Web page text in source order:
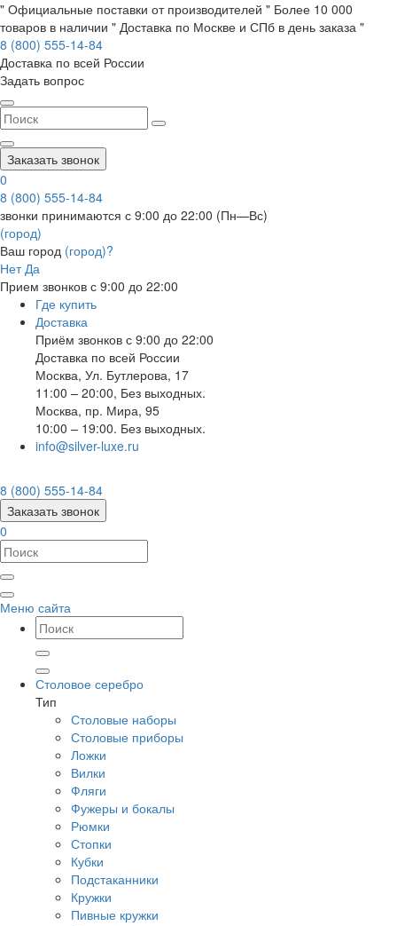
" Официальные поставки от производителей " Более 10 000
товаров в наличии " Доставка по Москве и СПб в день заказа "
8 (800) 555-14-84
Доставка по всей России
Задать вопрос
Заказать звонок
0
8 (800) 555-14-84
звонки принимаются с 9:00 до 22:00 (Пн—Вс)
(город)
Ваш город (город)?
Нет Да
Прием звонков с 9:00 до 22:00
Где купить
Доставка
Приём звонков с 9:00 до 22:00
Доставка по всей России
Москва, Ул. Бутлерова, 17
11:00 – 20:00, Без выходных.
Москва, пр. Мира, 95
10:00 – 19:00. Без выходных.
info@silver-luxe.ru
8 (800) 555-14-84
Заказать звонок
0
Меню сайта
Столовое серебро
Тип
Столовые наборы
Столовые приборы
Ложки
Вилки
Фляги
Фужеры и бокалы
Рюмки
Стопки
Кубки
Подстаканники
Кружки
Пивные кружки